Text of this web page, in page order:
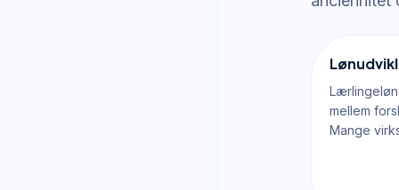
mellem
Mange